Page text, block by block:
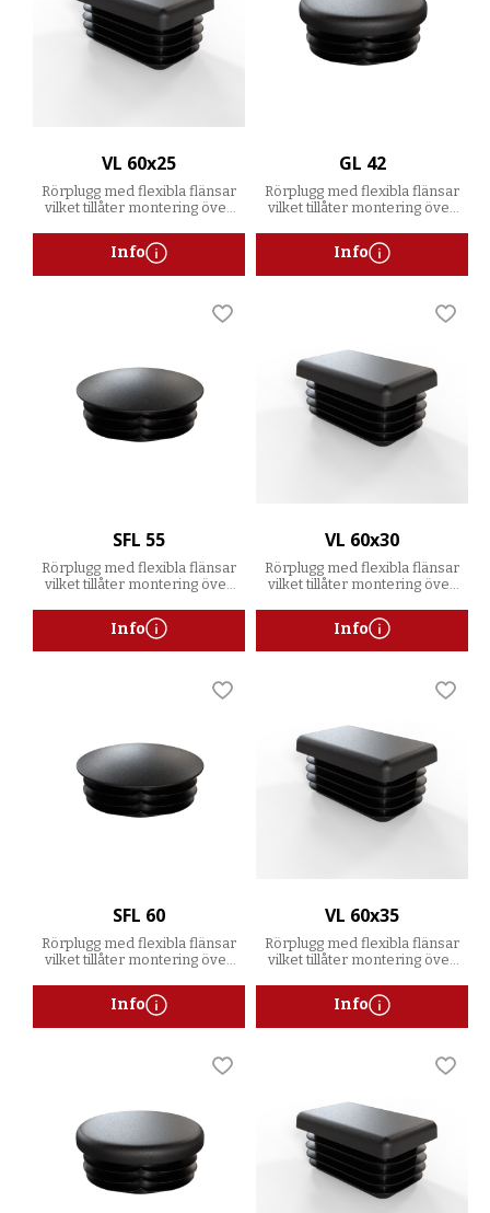
VL 60x25
Rörplugg med flexibla flänsar
vilket tillåter montering över
Info
GL 42
Rörplugg med flexibla flänsar
vilket tillåter montering över
Info
SFL 55
Rörplugg med flexibla flänsar
vilket tillåter montering över
Lägg till i favoriter
Info
VL 60x30
Rörplugg med flexibla flänsar
vilket tillåter montering över
Info
SFL 60
Rörplugg med flexibla flänsar
vilket tillåter montering över
Lägg till i favoriter
Info
VL 60x35
Rörplugg med flexibla flänsar
vilket tillåter montering över
Info
Lägg till i favoriter